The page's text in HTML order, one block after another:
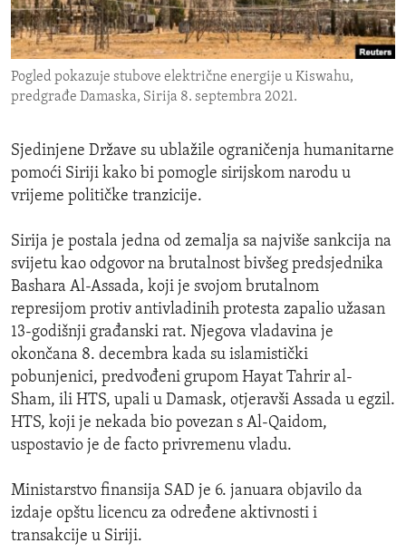
ENVIRONMENT AND HEALTH
IDEALS AND INSTITUTIONS
Pogled pokazuje stubove električne energije u Kiswahu,
predgrađe Damaska, Sirija 8. septembra 2021.
Sjedinjene Države su ublažile ograničenja humanitarne
pomoći Siriji kako bi pomogle sirijskom narodu u
vrijeme političke tranzicije.
Sirija je postala jedna od zemalja sa najviše sankcija na
svijetu kao odgovor na brutalnost bivšeg predsjednika
Bashara Al-Assada, koji je svojom brutalnom
represijom protiv antivladinih protesta zapalio užasan
13-godišnji građanski rat. Njegova vladavina je
okončana 8. decembra kada su islamistički
pobunjenici, predvođeni grupom Hayat Tahrir al-
Sham, ili HTS, upali u Damask, otjeravši Assada u egzil.
HTS, koji je nekada bio povezan s Al-Qaidom,
uspostavio je de facto privremenu vladu.
Ministarstvo finansija SAD je 6. januara objavilo da
izdaje opštu licencu za određene aktivnosti i
transakcije u Siriji.